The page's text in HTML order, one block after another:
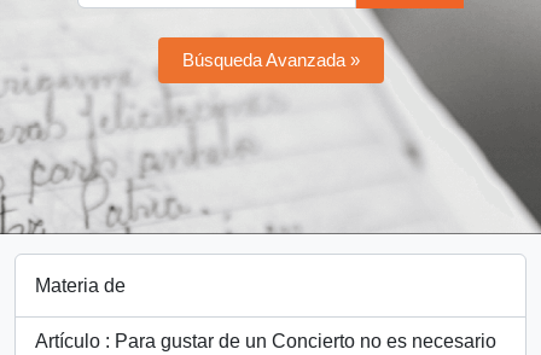
Búsqueda Avanzada »
Materia de
Artículo : Para gustar de un Concierto no es necesario